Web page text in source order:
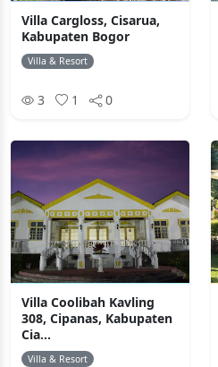
Villa Cargloss, Cisarua,
Kabupaten Bogor
Villa & Resort
3 1 0
Villa Coolibah Kavling
308, Cipanas, Kabupaten
Cia...
Villa & Resort